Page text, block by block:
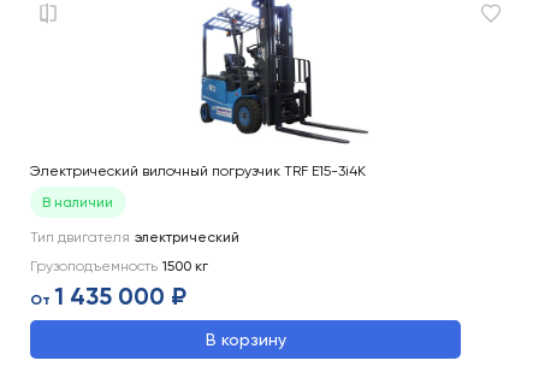
Электрический вилочный погрузчик TRF E15-3i4K
В наличии
Тип двигателя электрический
Грузоподъемность 1500 кг
От 1 435 000 ₽
В корзину